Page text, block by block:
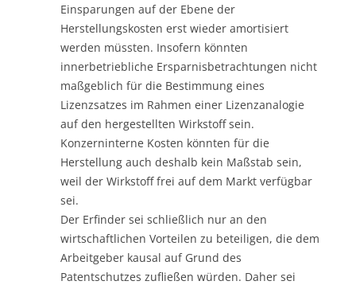
Einsparungen auf der Ebene der
Herstellungskosten erst wieder amortisiert
werden müssten. Insofern könnten
innerbetriebliche Ersparnisbetrachtungen nicht
maßgeblich für die Bestimmung eines
Lizenzsatzes im Rahmen einer Lizenzanalogie
auf den hergestellten Wirkstoff sein.
Konzerninterne Kosten könnten für die
Herstellung auch deshalb kein Maßstab sein,
weil der Wirkstoff frei auf dem Markt verfügbar
sei.
Der Erfinder sei schließlich nur an den
wirtschaftlichen Vorteilen zu beteiligen, die dem
Arbeitgeber kausal auf Grund des
Patentschutzes zufließen würden. Daher sei